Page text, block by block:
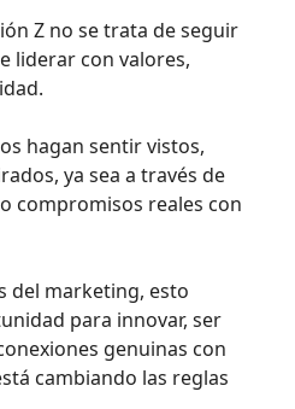
Z no se trata de seguir
liderar con valores,
hagan sentir vistos,
ya sea a través de
compromisos reales con
del marketing, esto
para innovar, ser
genuinas con
cambiando las reglas